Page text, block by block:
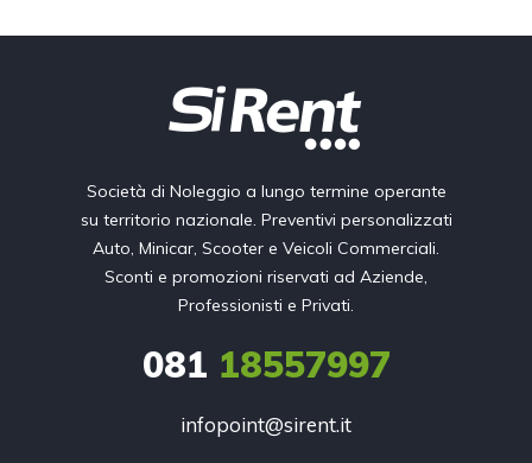
Società di Noleggio a lungo termine operante
su territorio nazionale. Preventivi personalizzati
Auto, Minicar, Scooter e Veicoli Commerciali.
Sconti e promozioni riservati ad Aziende,
Professionisti e Privati.
081 18557997
infopoint@sirent.it